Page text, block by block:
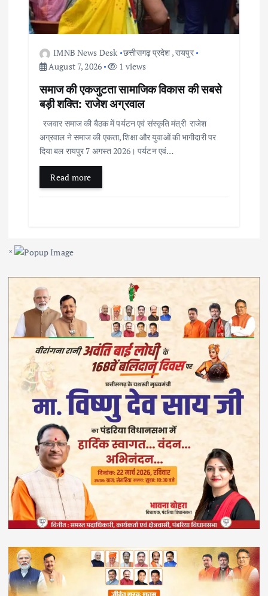
IMNB News Desk छत्तीसगढ़ प्रदेश ,रायपुर
August 7, 2026
1 views
समाज की एकजुटता सामाजिक विकास की सबसे
बड़ी शक्ति: राजेश अग्रवाल
रजवार समाज की बैठक में पर्यटन एवं संस्कृति मंत्री राजेश
अग्रवाल ने समाज की एकता, शिक्षा और युवाओं की भागीदारी पर
दिया बल रायपुर 7 अगस्त 2026। पर्यटन एवं…
Read more
×